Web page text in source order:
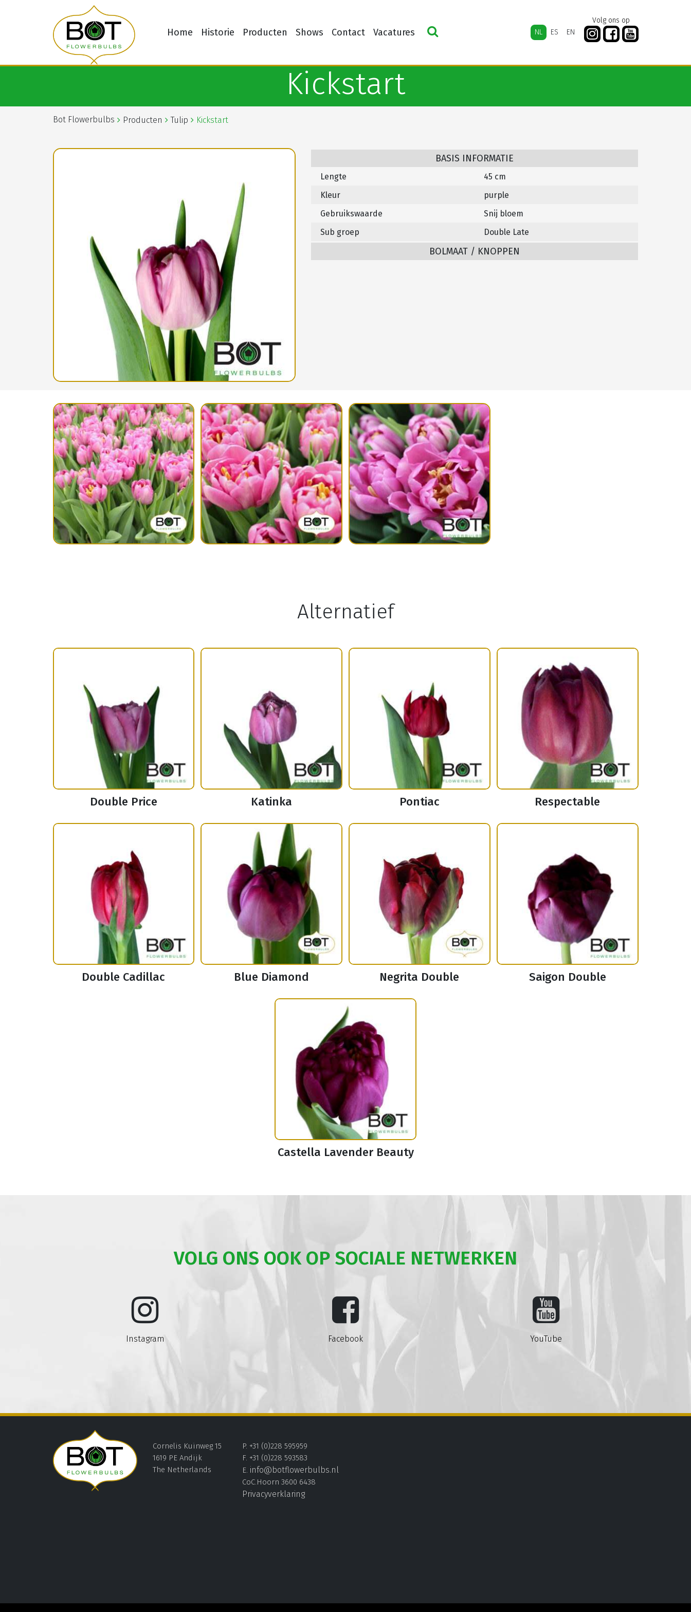
Home Historie Producten Shows Contact Vacatures NL ES EN
Volg ons op
Kickstart
Bot Flowerbulbs Producten Tulip Kickstart
BASIS INFORMATIE
Lengte
45 cm
Kleur
purple
Gebruikswaarde
Snij bloem
Sub groep
Double Late
BOLMAAT / KNOPPEN
Alternatief
Double Price Katinka Pontiac Respectable
Double Cadillac Blue Diamond Negrita Double Saigon Double
Castella Lavender Beauty
VOLG ONS OOK OP SOCIALE NETWERKEN
Instagram Facebook YouTube
Cornelis Kuinweg 15
1619 PE Andijk
The Netherlands
P. +31 (0)228 595959
F. +31 (0)228 593583
E. info@botflowerbulbs.nl
CoC.Hoorn 3600 6438
Privacyverklaring